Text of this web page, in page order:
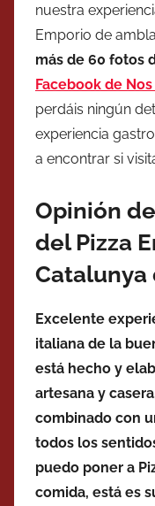
nuestra
Emporio de
más de 60 fotos
Facebook de
perdáis ningún
experiencia
a encontrar si
Opinión
del Pizza
Catalunya
Excelente
italiana de la
está hecho y
artesana y
combinado con
todos los
puedo poner a
comida, está es